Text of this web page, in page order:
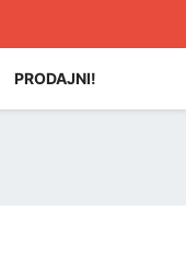
PRODAJNI!